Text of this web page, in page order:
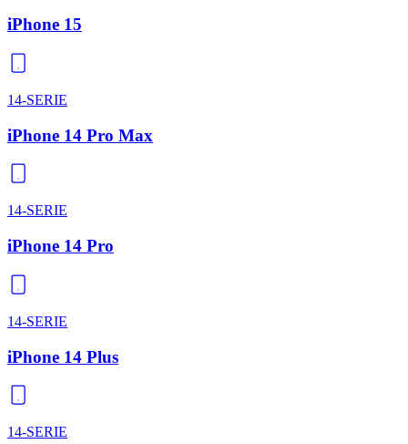
iPhone 15
14-SERIE
iPhone 14 Pro Max
14-SERIE
iPhone 14 Pro
14-SERIE
iPhone 14 Plus
14-SERIE